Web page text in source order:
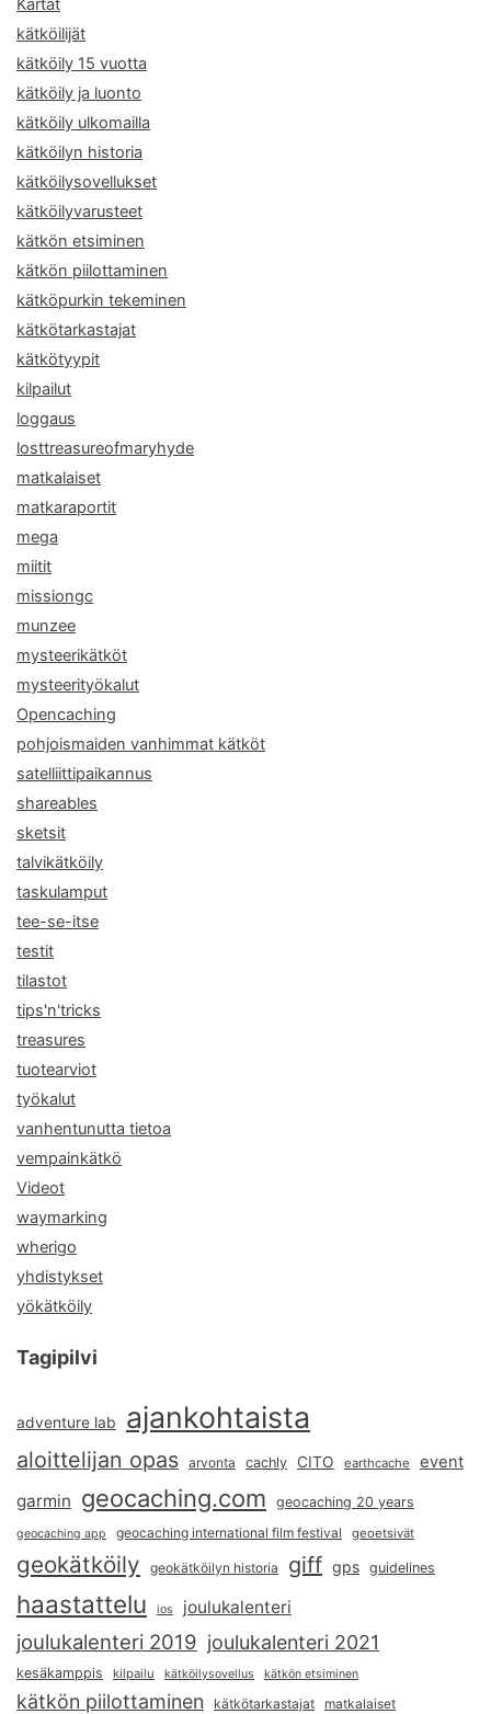
Kartat
kätköilijät
kätköily 15 vuotta
kätköily ja luonto
kätköily ulkomailla
kätköilyn historia
kätköilysovellukset
kätköilyvarusteet
kätkön etsiminen
kätkön piilottaminen
kätköpurkin tekeminen
kätkötarkastajat
kätkötyypit
kilpailut
loggaus
losttreasureofmaryhyde
matkalaiset
matkaraportit
mega
miitit
missiongc
munzee
mysteerikätköt
mysteerityökalut
Opencaching
pohjoismaiden vanhimmat kätköt
satelliittipaikannus
shareables
sketsit
talvikätköily
taskulamput
tee-se-itse
testit
tilastot
tips'n'tricks
treasures
tuotearviot
työkalut
vanhentunutta tietoa
vempainkätkö
Videot
waymarking
wherigo
yhdistykset
yökätköily
Tagipilvi
adventure lab ajankohtaista
aloittelijan opas arvonta cachly CITO earthcache event
garmin geocaching.com geocaching 20 years
geocaching app geocaching international film festival geoetsivät
geokätköily geokätköilyn historia giff gps guidelines
haastattelu ios joulukalenteri
joulukalenteri 2019 joulukalenteri 2021
kesäkamppis kilpailu kätköilysovellus kätkön etsiminen
kätkön piilottaminen kätkötarkastajat matkalaiset